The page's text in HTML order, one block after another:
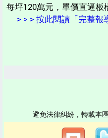
每坪120萬元，單價直逼板
> > > 按此閱讀「完整報
避免法律糾紛，轉載本